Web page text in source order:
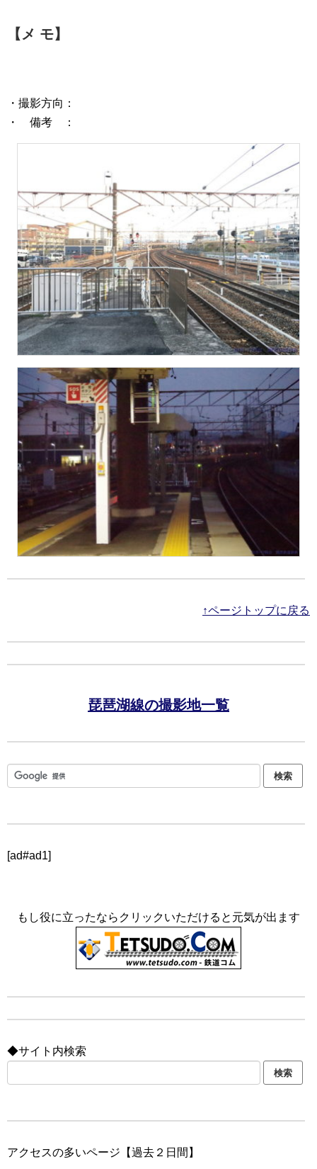
【メ モ】
・撮影方向：
・ 備考 ：
↑ページトップに戻る
琵琶湖線の撮影地一覧
[ad#ad1]
もし役に立ったならクリックいただけると元気が出ます
◆サイト内検索
アクセスの多いページ【過去２日間】